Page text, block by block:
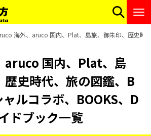
海外、aruco 国内、Plat、島旅、御朱印、歴史時
aruco 国内、Plat、島
歴史時代、旅の図鑑、B
ャルコラボ、BOOKS、D
ドブック一覧